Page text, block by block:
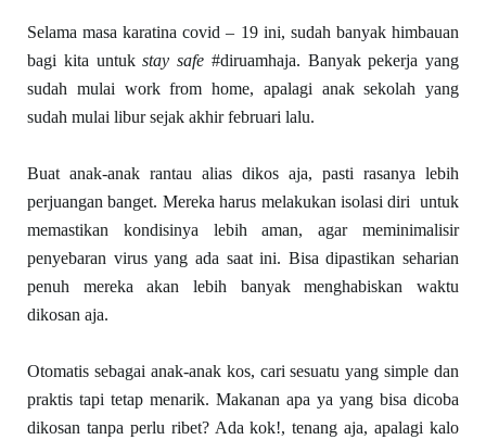
Selama masa karatina covid – 19 ini, sudah banyak himbauan
bagi kita untukstay safe #diruamhaja. Banyak pekerja yang
sudah mulai work from home, apalagi anak sekolah yang
sudah mulai libur sejak akhir februari lalu.
Buat anak-anak rantau alias dikos aja, pasti rasanya lebih
perjuangan banget. Mereka harus melakukan isolasi diri untuk
memastikan kondisinya lebih aman, agar meminimalisir
penyebaran virus yang ada saat ini. Bisa dipastikan seharian
penuh mereka akan lebih banyak menghabiskan waktu
dikosan aja.
Otomatis sebagai anak-anak kos, cari sesuatu yang simple dan
praktis tapi tetap menarik. Makanan apa ya yang bisa dicoba
dikosan tanpa perlu ribet? Ada kok!, tenang aja, apalagi kalo